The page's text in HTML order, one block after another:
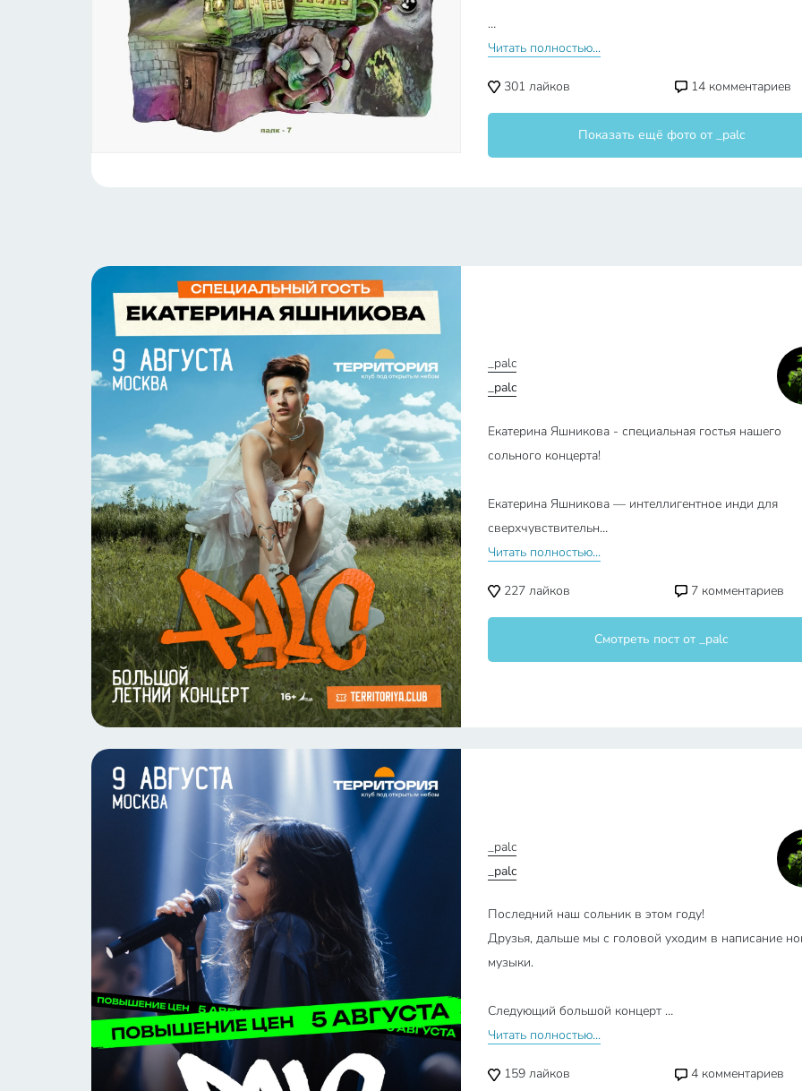
…
Читать полностью...
301 лайков 14комментариев
Показать ещё фото от _palc
_palc
_palc
Екатерина Яшникова - специальная гостья нашего
сольного концерта!
Екатерина Яшникова — интеллигентное инди для
сверхчувствительн…
Читать полностью...
227лайков 7комментариев
Смотреть пост от _palc
_palc
_palc
Последний наш сольник в этом году!
Друзья, дальше мы с головой уходим в написание
музыки.
Следующий большой концерт …
Читать полностью...
159лайков 4комментариев